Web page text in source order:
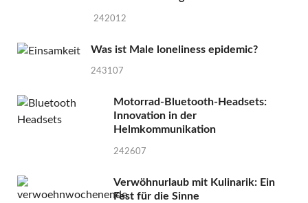
242012
Was ist Male loneliness epidemic?
243107
Motorrad-Bluetooth-Headsets:
Innovation in der
Helmkommunikation
242607
Verwöhnurlaub mit Kulinarik: Ein
Fest für die Sinne